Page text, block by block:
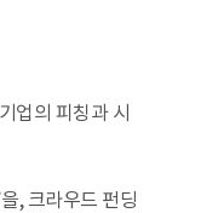
업의 피칭과 시
, 크라우드 펀딩